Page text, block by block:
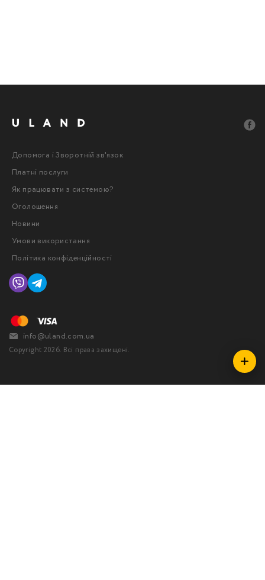
Copyright 2026. Всі права захищені.
Допомога і Зворотній зв'язок
Платні послуги
Як працювати з системою?
Оголошення
Новини
Умови використання
Політика конфіденційності
info@uland.com.ua